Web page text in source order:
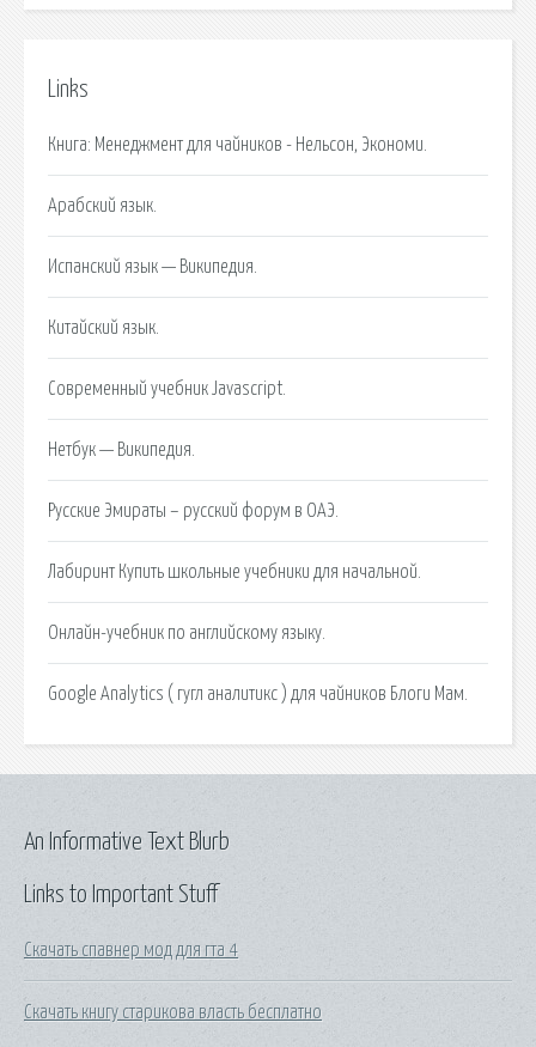
Links
Книга: Менеджмент для чайников - Нельсон, Экономи.
Арабский язык.
Испанский язык — Википедия.
Китайский язык.
Современный учебник Javascript.
Нетбук — Википедия.
Русские Эмираты – русский форум в ОАЭ.
Лабиринт Купить школьные учебники для начальной.
Онлайн-учебник по английскому языку.
Google Analytics ( гугл аналитикс ) для чайников Блоги Мам.
Links to Important Stuff
Скачать спавнер мод для гта 4
Скачать книгу старикова власть бесплатно
An Informative Text Blurb